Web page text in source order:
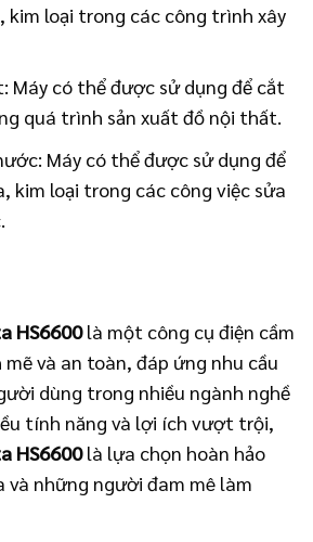
kim loại trong các công trình xây
Máy có thể được sử dụng để cắt
quá trình sản xuất đồ nội thất.
Máy có thể được sử dụng để
kim loại trong các công việc sửa
HS6600là một công cụ điện cầm
và an toàn, đáp ứng nhu cầu
dùng trong nhiều ngành nghề
tính năng và lợi ích vượt trội,
HS6600là lựa chọn hoàn hảo
và những người đam mê làm